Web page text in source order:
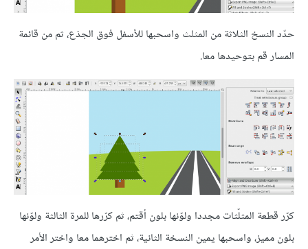
حدّد النسخ الثلاثة من المثلث واسحبها للأسفل فوق الجذع، ثم من قائمة
المسار قم بتوحيدها معا.
كرّر قطعة المثلّثات مجددا ولوّنها بلون أقتم، ثم كرّرها للمرة الثالثة ولوّنها
بلون مميز، واسحبها يمين النسخة الثانية، ثم اخترهما معا واختر الأمر